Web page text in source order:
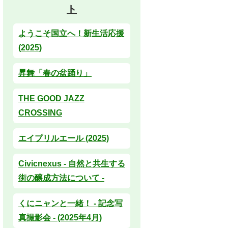
ト
ようこそ国立へ！新生活応援
(2025)
昇舞「春の盆踊り」
THE GOOD JAZZ
CROSSING
エイプリルエール (2025)
Civicnexus - 自然と共生する
街の醸成方法について -
くにニャンと一緒！ - 記念写
真撮影会 - (2025年4月)